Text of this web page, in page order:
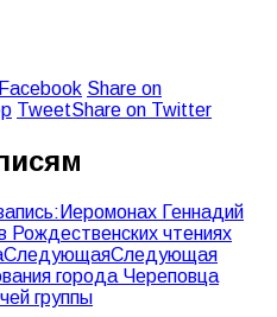
Share on
TweetShare on Twitter
Иеромонах Геннадий
Рождественских чтениях
СледующаяСледующая
города Череповца
группы